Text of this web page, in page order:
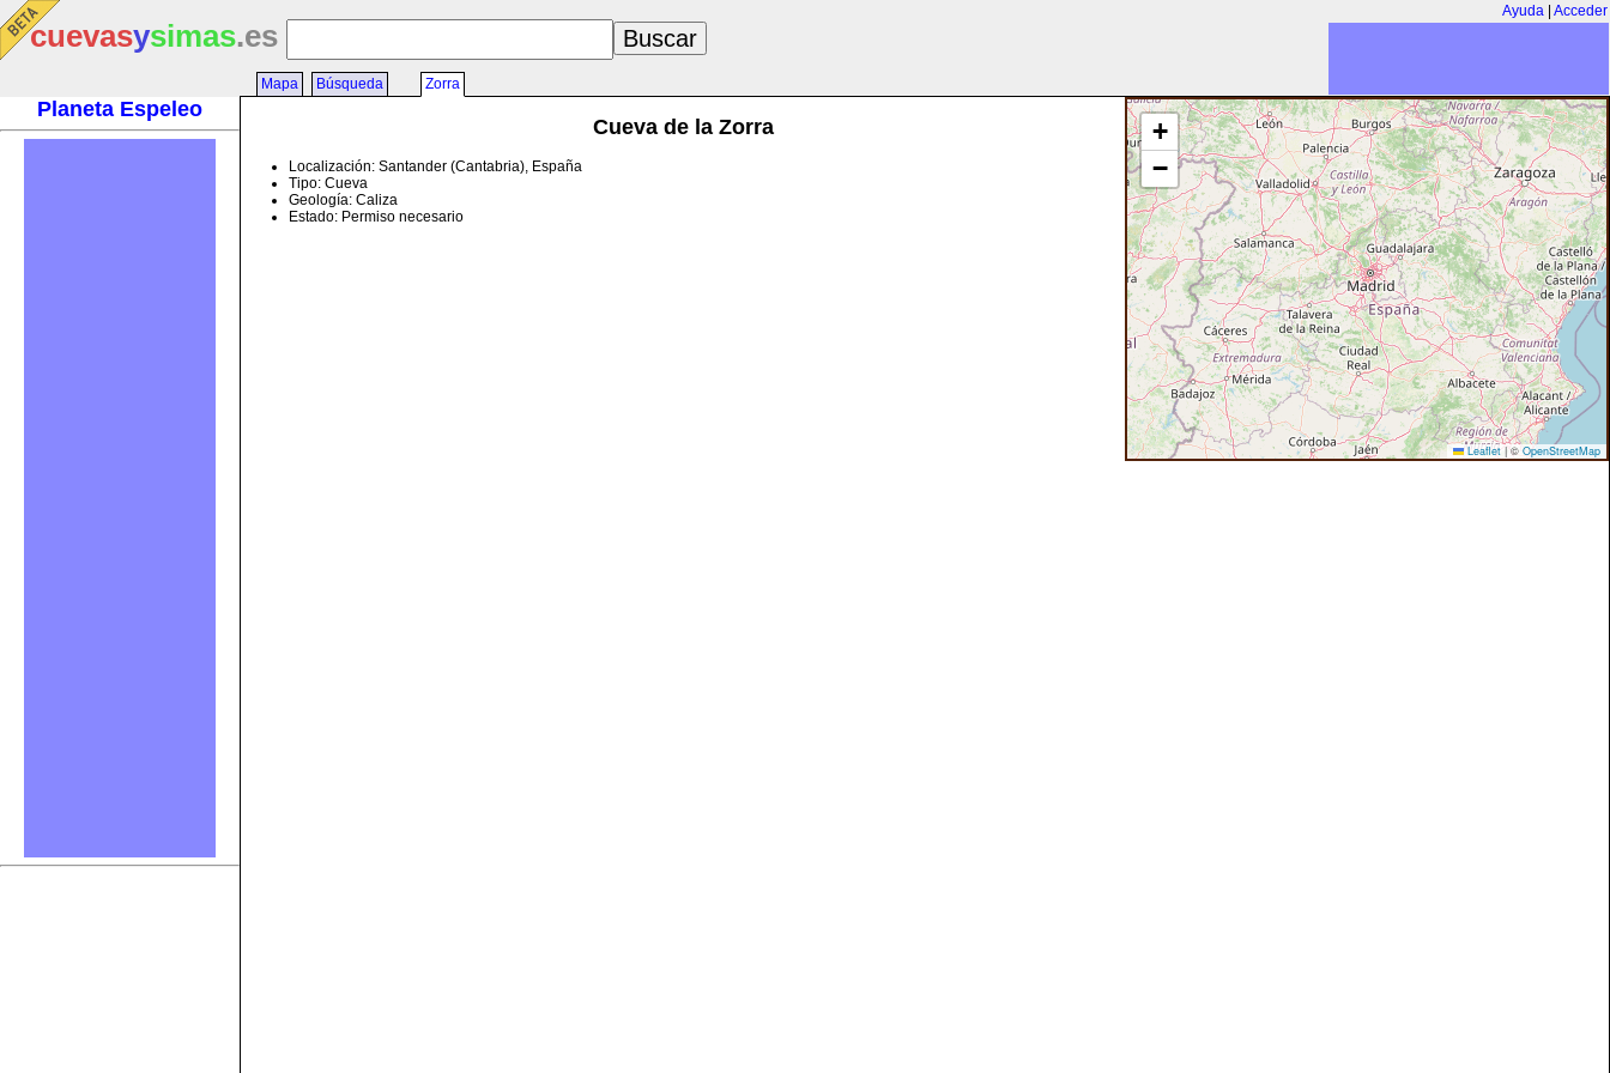
Ayuda Acceder
cuevasysimas.es
Planeta Espeleo
Mapa Búsqueda Zorra
+
−
Leaflet | © OpenStreetMap
Cueva de la Zorra
Localización: Santander (Cantabria), España
Tipo: Cueva
Geología: Caliza
Estado: Permiso necesario